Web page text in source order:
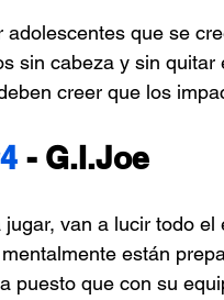
adolescentes que se
sin cabeza y sin
creer que los
- G.I.Joe
jugar, van a lucir todo
están
puesto que con su